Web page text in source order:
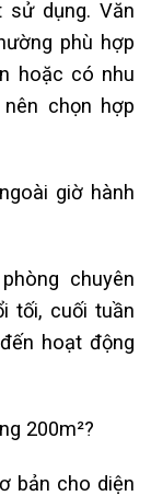
dụng. Văn
phù hợp
hoặc có nhu
chọn hợp
giờ hành
chuyên
tối, cuối tuần
hoạt động
200m²?
bản cho diện